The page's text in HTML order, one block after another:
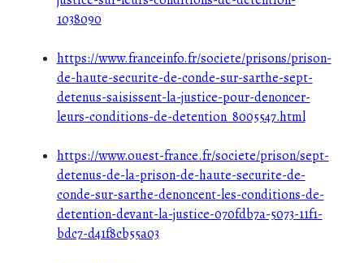
1038090
https://www.franceinfo.fr/societe/prisons/prison-
de-haute-securite-de-conde-sur-sarthe-sept-
detenus-saisissent-la-justice-pour-denoncer-
leurs-conditions-de-detention_8005547.html
https://www.ouest-france.fr/societe/prison/sept-
detenus-de-la-prison-de-haute-securite-de-
conde-sur-sarthe-denoncent-les-conditions-de-
detention-devant-la-justice-070fdb7a-5073-11f1-
bdc7-d41f8cb55a03